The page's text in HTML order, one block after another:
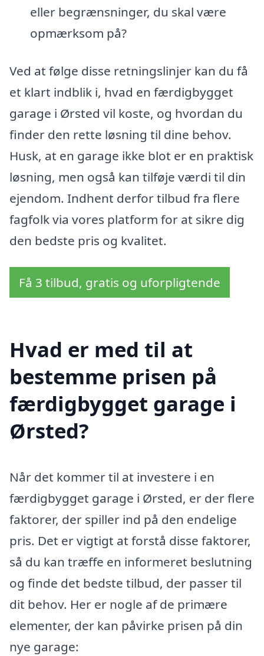
eller begrænsninger, du skal være
opmærksom på?
Ved at følge disse retningslinjer kan du få
et klart indblik i, hvad en færdigbygget
garage i Ørsted vil koste, og hvordan du
finder den rette løsning til dine behov.
Husk, at en garage ikke blot er en praktisk
løsning, men også kan tilføje værdi til din
ejendom. Indhent derfor tilbud fra flere
fagfolk via vores platform for at sikre dig
den bedste pris og kvalitet.
Få 3 tilbud, gratis og uforpligtende
Hvad er med til at
bestemme prisen på
færdigbygget garage i
Ørsted?
Når det kommer til at investere i en
færdigbygget garage i Ørsted, er der flere
faktorer, der spiller ind på den endelige
pris. Det er vigtigt at forstå disse faktorer,
så du kan træffe en informeret beslutning
og finde det bedste tilbud, der passer til
dit behov. Her er nogle af de primære
elementer, der kan påvirke prisen på din
nye garage: